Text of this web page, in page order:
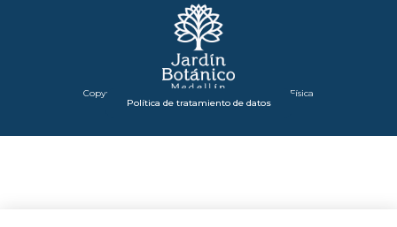
Copyright 2026 – Secretaría de Infraestructura Física
Política de tratamiento de datos